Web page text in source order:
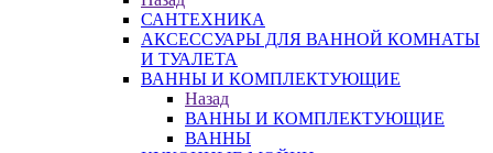
САНТЕХНИКА
АКСЕССУАРЫ ДЛЯ ВАННОЙ КОМНАТЫ
И ТУАЛЕТА
ВАННЫ И КОМПЛЕКТУЮЩИЕ
Назад
ВАННЫ И КОМПЛЕКТУЮЩИЕ
ВАННЫ